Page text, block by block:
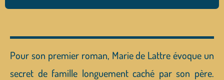
Pour son premier roman, Marie de Lattre évoque un
secret de famille longuement caché par son père.